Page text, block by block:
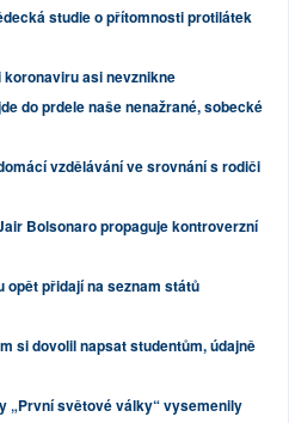
studie o přítomnosti protilátek
asi nevznikne
do prdele naše nenažrané, sobecké
vzdělávání ve srovnání s rodiči
Bolsonaro propaguje kontroverzní
opět přidají na seznam států
si dovolil napsat studentům, údajně
„První světové války“ vysemenily